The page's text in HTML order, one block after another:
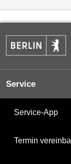
Service
Service-App
Termin